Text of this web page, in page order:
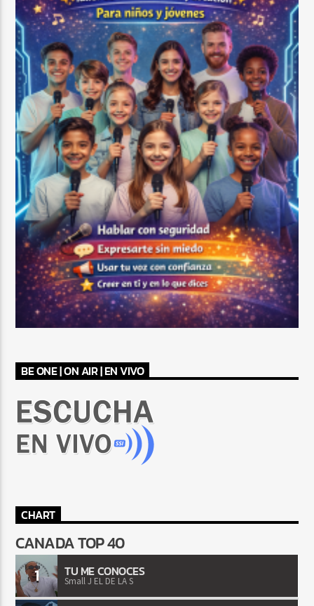
BE ONE | ON AIR | EN VIVO
CHART
CANADA TOP 40
1 TU ME CONOCES
Small J EL DE LA S